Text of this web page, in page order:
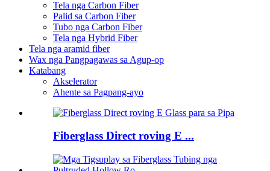
Tela nga Carbon Fiber
Palid sa Carbon Fiber
Tubo nga Carbon Fiber
Tela nga Hybrid Fiber
Tela nga aramid fiber
Wax nga Pangpagawas sa Agup-op
Katabang
Akselerator
Ahente sa Pagpang-ayo
Fiberglass Direct roving E ...